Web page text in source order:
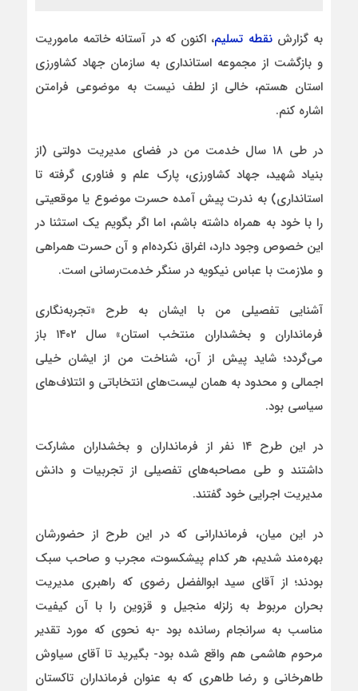
به گزارشنقطه تسلیم، اکنون که در آستانه خاتمه ماموریت
و بازگشت از مجموعه استانداری به سازمان جهاد کشاورزی
استان هستم، خالی از لطف نیست به موضوعی فرامتن
اشاره کنم.
در طی ۱۸ سال خدمت من در فضای مدیریت دولتی (از
بنیاد شهید، جهاد کشاورزی، پارک علم و فناوری گرفته تا
استانداری) به ندرت پیش آمده حسرت موضوع یا موقعیتی
را با خود به همراه داشته باشم، اما اگر بگویم یک استثنا در
این خصوص وجود دارد، اغراق نکرده‌ام و‌ آن حسرت همراهی
و ملازمت با عباس نیکویه در سنگر خدمت‌رسانی است.
آشنایی تفصیلی من با ایشان به طرح «تجربه‌نگاری
فرمانداران و بخشداران منتخب استان» سال ۱۴۰۲ باز
می‌گردد؛ شاید پیش از آن، شناخت من از ایشان خیلی
اجمالی و محدود به همان لیست‌های انتخاباتی و ائتلاف‌های
سیاسی بود.
در این طرح ۱۴ نفر از فرمانداران و بخشداران مشارکت
داشتند و طی مصاحبه‌های تفصیلی از تجربیات و دانش
مدیریت اجرایی خود گفتند.
در این میان، فرماندارانی که در این طرح از حضورشان
بهره‌مند شدیم، هر کدام پیشکسوت، مجرب و صاحب سبک
بودند؛ از آقای سید ابوالفضل رضوی که راهبری مدیریت
بحران مربوط به زلزله منجیل و قزوین را با آن کیفیت
مناسب به سرانجام رسانده بود -به نحوی که مورد تقدیر
مرحوم هاشمی هم واقع شده بود- بگیرید تا آقای سیاوش
طاهرخانی و رضا طاهری که به عنوان فرمانداران تاکستان